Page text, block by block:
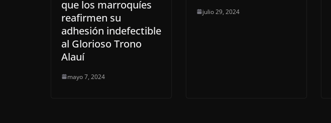
que los marroquíes
reafirmen su
adhesión indefectible
al Glorioso Trono
Alauí
mayo 7, 2024
julio 29, 2024